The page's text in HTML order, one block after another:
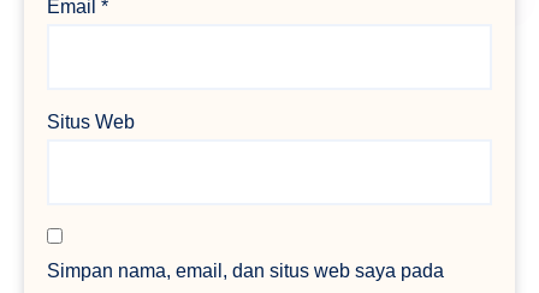
Email*
Situs Web
Simpan nama, email, dan situs web saya pada